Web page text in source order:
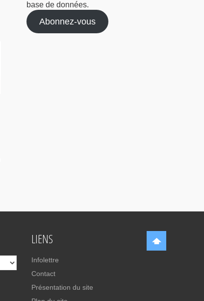
base de données.
Abonnez-vous
LIENS
Infolettre
Contact
Présentation du site